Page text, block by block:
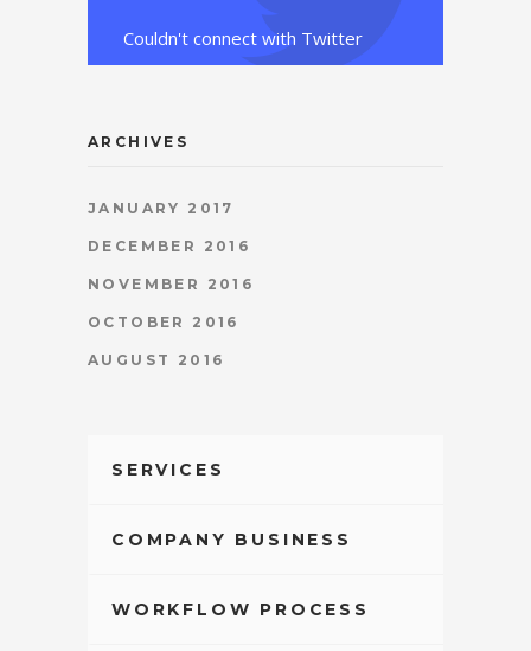
Couldn't connect with Twitter
ARCHIVES
JANUARY 2017
DECEMBER 2016
NOVEMBER 2016
OCTOBER 2016
AUGUST 2016
SERVICES
COMPANY BUSINESS
WORKFLOW PROCESS